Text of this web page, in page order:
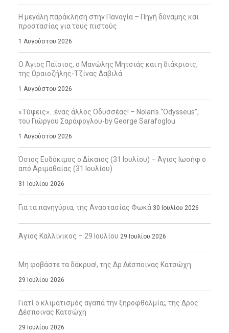
Η μεγάλη παράκληση στην Παναγία – Πηγή δύναμης και
προστασίας για τους πιστούς
1 Αυγούστου 2026
Ο Άγιος Παΐσιος, ο Μανώλης Μητσιάς και η διάκρισις,
της Ωραιοζήλης-Τζίνας Δαβιλά
1 Αυγούστου 2026
«Τύψεις»…ένας άλλος Οδυσσέας! – Nolan’s “Odysseus”,
του Γιώργου Σαράφογλου-by George Sarafoglou
1 Αυγούστου 2026
Όσιος Ευδόκιμος ο Δίκαιος (31 Ιουλίου) – Άγιος Ιωσήφ ο
από Αριμαθαίας (31 Ιουλίου)
31 Ιουλίου 2026
Για τα πανηγύρια, της Αναστασίας Φωκά 30 Ιουλίου 2026
Άγιος Καλλίνικος – 29 Ιουλίου 29 Ιουλίου 2026
Μη φοβάστε τα δάκρυα!, της Δρ Δέσποινας Κατσώχη
29 Ιουλίου 2026
Γιατί ο κλιματισμός αγαπά την ξηροφθαλμία;, της Δρος
Δέσποινας Κατσώχη
29 Ιουλίου 2026